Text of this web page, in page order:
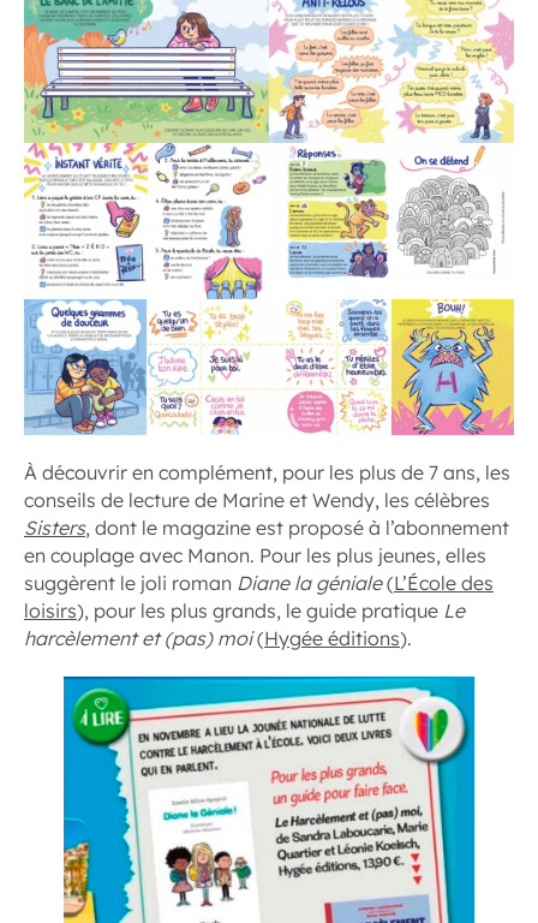
À découvrir en complément, pour les plus de 7 ans, les
conseils de lecture de Marine et Wendy, les célèbres
Sisters, dont le magazine est proposé à l’abonnement
en couplage avec Manon. Pour les plus jeunes, elles
suggèrent le joli roman Diane la géniale(L’École des
loisirs), pour les plus grands, le guide pratique Le
harcèlement et (pas) moi(Hygée éditions).